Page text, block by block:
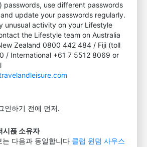
passwords, use different passwords
update your passwords regularly.
unusual activity on your Lifestyle
the Lifestyle team on Australia
Zealand 0800 442 484 / Fiji (toll
/ International +61 7 5512 8069 or
인하기 전에 먼저.
시픉 소유자
는 다음과 동일합니다 클럽 윈덤 사우스